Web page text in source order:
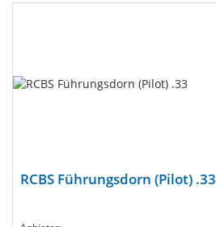
RCBS Führungsdorn (Pilot) .33